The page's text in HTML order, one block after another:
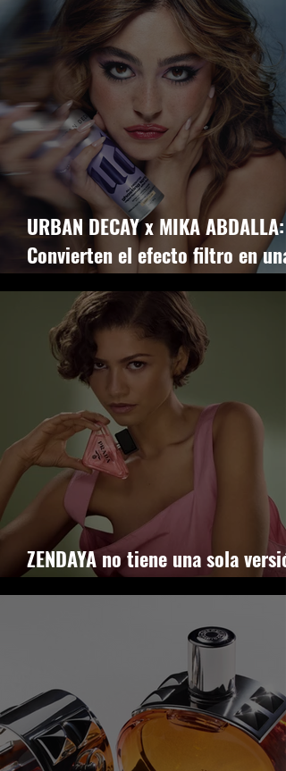
URBAN DECAY x MIKA ABDALLA:
Convierten el efecto filtro en una
declaración de intenciones
ZENDAYA no tiene una sola
PRADA BEAUTY la quiere todas